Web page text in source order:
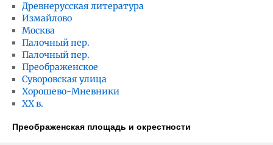
Древнерусская литература
Измайлово
Москва
Палочный пер.
Палочный пер.
Преображенское
Суворовская улица
Хорошево-Мневники
ХХ в.
Преображенская площадь и окрестности